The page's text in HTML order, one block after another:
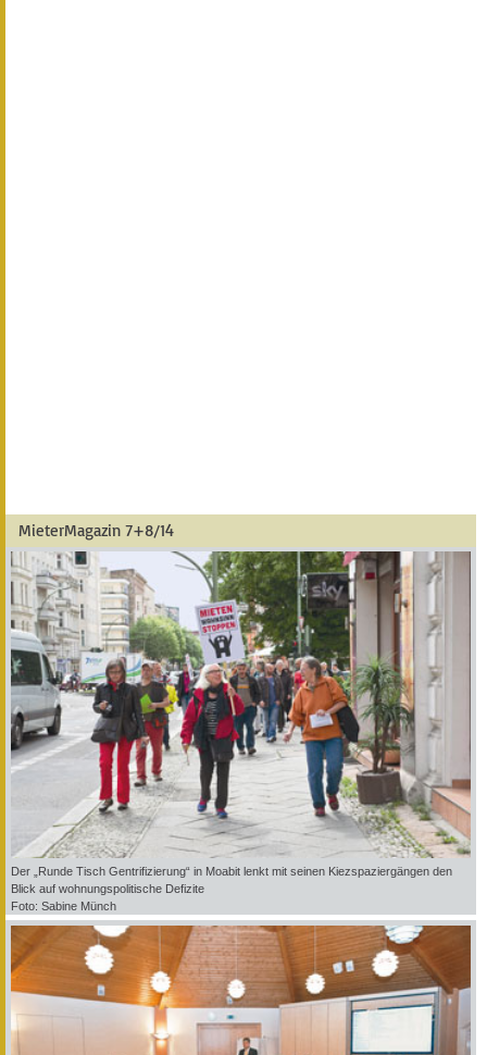
MieterMagazin 7+8/14
Der „Runde Tisch Gentrifizierung“ in Moabit lenkt mit seinen Kiezspaziergängen den
Blick auf wohnungspolitische Defizite
Foto: Sabine Münch